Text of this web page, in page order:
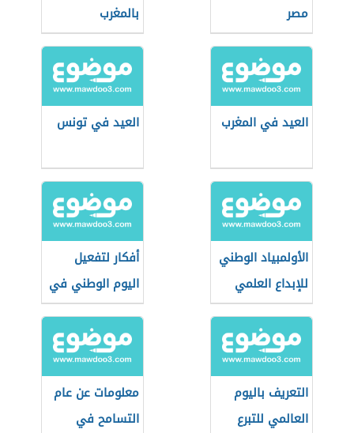
مصر
بالمغرب
العيد في المغرب العيد في تونس
الأولمبياد الوطني
للإبداع العلمي
(مسابقة
سعودية)
أفكار لتفعيل
اليوم الوطني في
مقرات العمل
التعريف باليوم
العالمي للتبرع
معلومات عن عام
التسامح في